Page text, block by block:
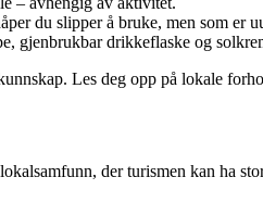
du slipper å bruke, men som er
gjenbrukbar drikkeflaske og
Les deg opp på lokale
der turismen kan ha